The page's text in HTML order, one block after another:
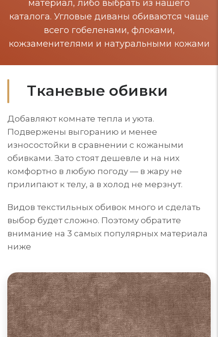
материал, либо выбрать из нашего
каталога. Угловые диваны обиваются чаще
всего гобеленами, флоками,
кожзаменителями и натуральными кожами
Тканевые обивки
Добавляют комнате тепла и уюта.
Подвержены выгоранию и менее
износостойки в сравнении с кожаными
обивками. Зато стоят дешевле и на них
комфортно в любую погоду — в жару не
прилипают к телу, а в холод не мерзнут.
Видов текстильных обивок много и сделать
выбор будет сложно. Поэтому обратите
внимание на 3 самых популярных материала
ниже
Диваны из велюра